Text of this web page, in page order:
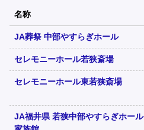
名称
JA葬祭 中部やすらぎホール
セレモニーホール若狭斎場
セレモニーホール東若狭斎場
JA福井県 若狭中部やすらぎホール